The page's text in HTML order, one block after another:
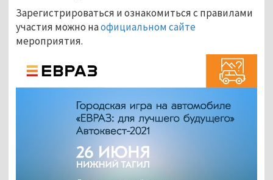
Зарегистрироваться и ознакомиться с правилами
участия можно наофициальном сайте
мероприятия.